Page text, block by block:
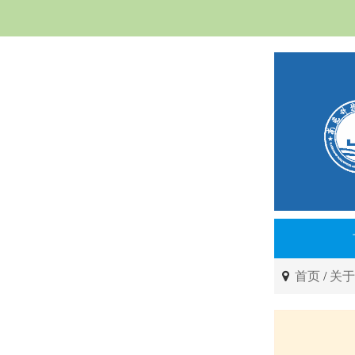
首页 / 关